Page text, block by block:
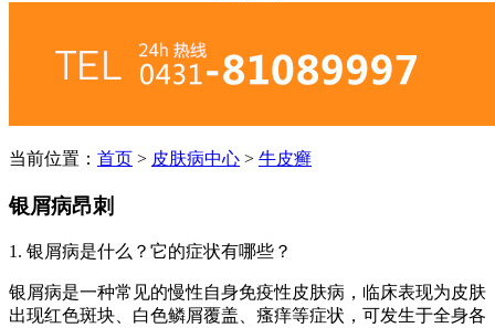
当前位置： 首页 > 皮肤病中心 > 牛皮癣
银屑病昂刺
1. 银屑病是什么？它的症状有哪些？
银屑病是一种常见的慢性自身免疫性皮肤病，临床表现为皮肤
出现红色斑块、白色鳞屑覆盖、瘙痒等症状，可发生于全身各